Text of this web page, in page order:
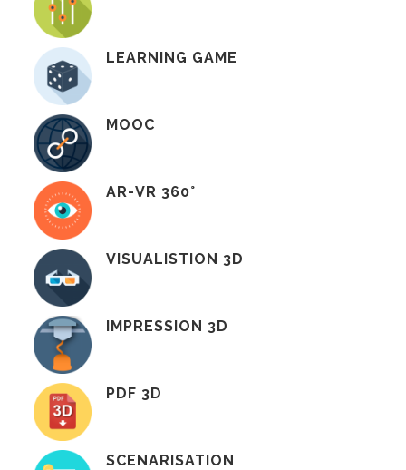
LEARNING GAME
MOOC
AR-VR 360°
VISUALISTION 3D
IMPRESSION 3D
PDF 3D
SCENARISATION